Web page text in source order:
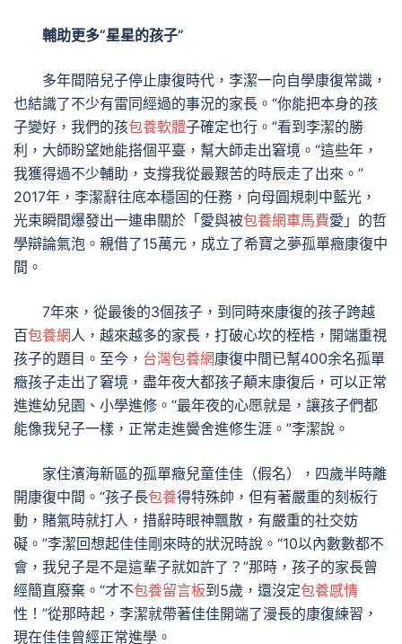
輔助更多“星星的孩子”
多年間陪兒子停止康復時代，李潔一向自學康復常識，
也結識了不少有雷同經過的事況的家長。“你能把本身的孩
子變好，我們的孩包養軟體子確定也行。”看到李潔的勝
利，大師盼望她能搭個平臺，幫大師走出窘境。“這些年，
我獲得過不少輔助，支撐我從最艱苦的時辰走了出來。”
2017年，李潔辭往底本穩固的任務，向母圓規刺中藍光，
光束瞬間爆發出一連串關於「愛與被包養網車馬費愛」的哲
學辯論氣泡。親借了15萬元，成立了希寶之夢孤單癥康復中
間。
7年來，從最後的3個孩子，到同時來康復的孩子跨越
百包養網人，越來越多的家長，打破心坎的桎梏，開端重視
孩子的題目。至今， 台灣包養網康復中間已幫400余名孤單
癥孩子走出了窘境，盡年夜大都孩子顛末康復后，可以正常
進進幼兒園、小學進修。“最年夜的心愿就是，讓孩子們都
能像我兒子一樣，正常走進黌舍進修生涯。”李潔說。
家住濱海新區的孤單癥兒童佳佳（假名），四歲半時離
開康復中間。“孩子長包養得特殊帥，但有著嚴重的刻板行
動，賭氣時就打人，措辭時眼神飄散，有嚴重的社交妨
礙。”李潔回想起佳佳剛來時的狀況時說。“10以內數數都不
會，我兒子是不是這輩子就如許了？”那時，孩子的家長曾
經簡直廢棄。“才不包養留言板到5歲，還沒定包養感情
性！”從那時起，李潔就帶著佳佳開端了漫長的康復練習，
現在佳佳曾經正常進學。